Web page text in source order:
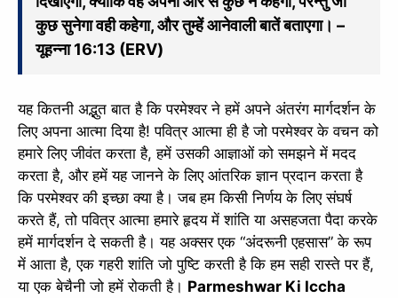
कुछ सुनेगा वही कहेगा, और तुम्हें आनेवाली बातें बताएगा। –
यूहन्ना 16:13 (ERV)
यह कितनी अद्भुत बात है कि परमेश्वर ने हमें अपने अंतरंग मार्गदर्शन के
लिए अपना आत्मा दिया है! पवित्र आत्मा ही है जो परमेश्वर के वचन को
हमारे लिए जीवंत करता है, हमें उसकी आज्ञाओं को समझने में मदद
करता है, और हमें यह जानने के लिए आंतरिक ज्ञान प्रदान करता है
कि परमेश्वर की इच्छा क्या है। जब हम किसी निर्णय के लिए संघर्ष
करते हैं, तो पवित्र आत्मा हमारे हृदय में शांति या असहजता पैदा करके
हमें मार्गदर्शन दे सकती है। यह अक्सर एक “अंदरूनी एहसास” के रूप
में आता है, एक गहरी शांति जो पुष्टि करती है कि हम सही रास्ते पर हैं,
या एक बेचैनी जो हमें रोकती है। Parmeshwar Ki Iccha